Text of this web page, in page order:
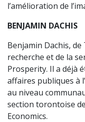
l’amélioration de
BENJAMIN DACHIS
Benjamin Dachis,
recherche et de la
Prosperity. Il a déjà
affaires publiques à
au niveau
section torontoise
Economics.